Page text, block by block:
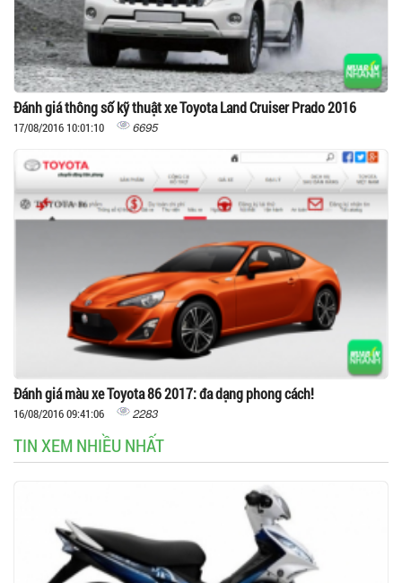
Đánh giá thông số kỹ thuật xe Toyota Land Cruiser Prado 2016
17/08/2016 10:01:10 6695
Đánh giá màu xe Toyota 86 2017: đa dạng phong cách!
16/08/2016 09:41:06 2283
TIN XEM NHIỀU NHẤT